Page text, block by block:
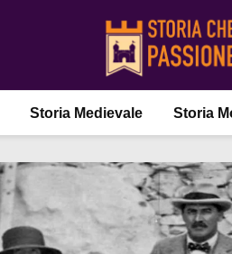
Storia Medievale Storia